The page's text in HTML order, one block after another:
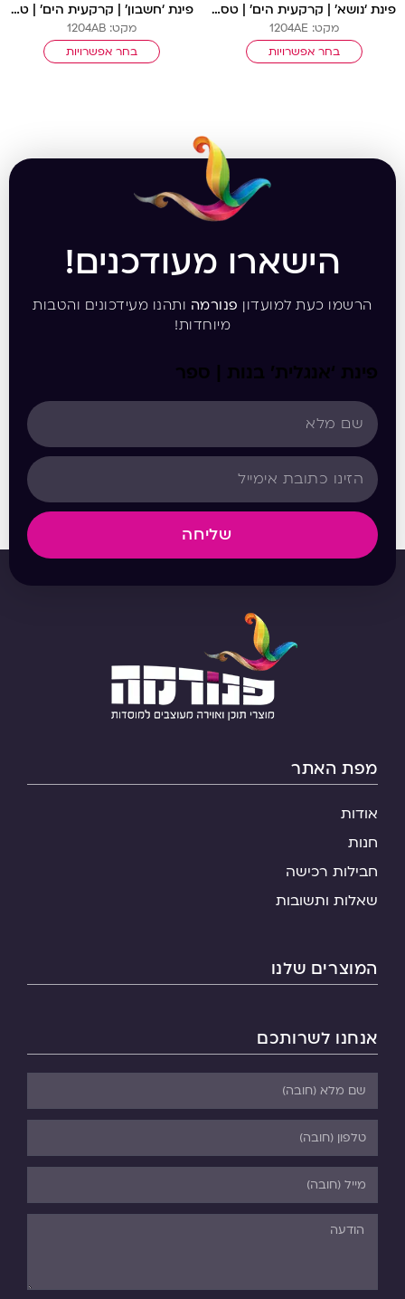
פינת ‘נושא’ | קרקעית הים’ | טס כסף
מקט: 1204AE
בחר אפשרויות
פינת ‘חשבון’ | קרקעית הים’ | טס כסף
מקט: 1204AB
בחר אפשרויות
הישארו מעודכנים!
הרשמו כעת למועדון פנורמה ותהנו מעידכונים והטבות
מיוחדות!
פינת ‘אנגלית’ בנות | ספר
שליחה
מפת האתר
אודות
חנות
חבילות רכישה
שאלות ותשובות
המוצרים שלנו
אנחנו לשרותכם